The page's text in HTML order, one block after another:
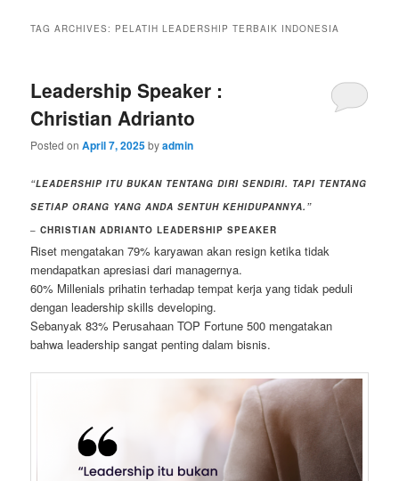
TAG ARCHIVES: PELATIH LEADERSHIP TERBAIK INDONESIA
Leadership Speaker :
Christian Adrianto
Posted onApril 7, 2025byadmin
“LEADERSHIP ITU BUKAN TENTANG DIRI SENDIRI. TAPI TENTANG
SETIAP ORANG YANG ANDA SENTUH KEHIDUPANNYA.”
–CHRISTIAN ADRIANTO LEADERSHIP SPEAKER
Riset mengatakan 79% karyawan akan resign ketika tidak
mendapatkan apresiasi dari managernya.
60% Millenials prihatin terhadap tempat kerja yang tidak peduli
dengan leadership skills developing.
Sebanyak 83% Perusahaan TOP Fortune 500 mengatakan
bahwa leadership sangat penting dalam bisnis.